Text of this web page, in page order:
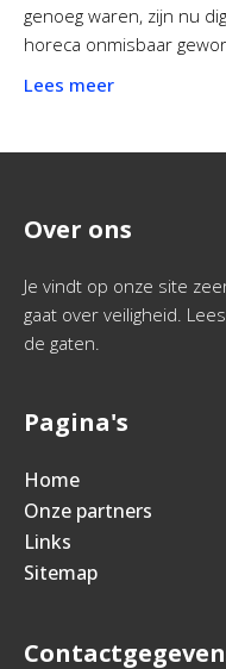
genoeg waren, zijn nu
horeca onmisbaar
Lees meer
Over ons
Je vindt op onze site
gaat over veiligheid.
de gaten.
Pagina's
Home
Onze partners
Links
Sitemap